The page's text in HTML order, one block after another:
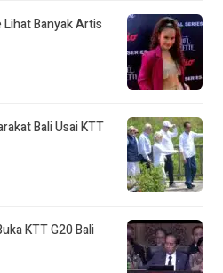
Banyak Artis
Bali Usai KTT
KTT G20 Bali